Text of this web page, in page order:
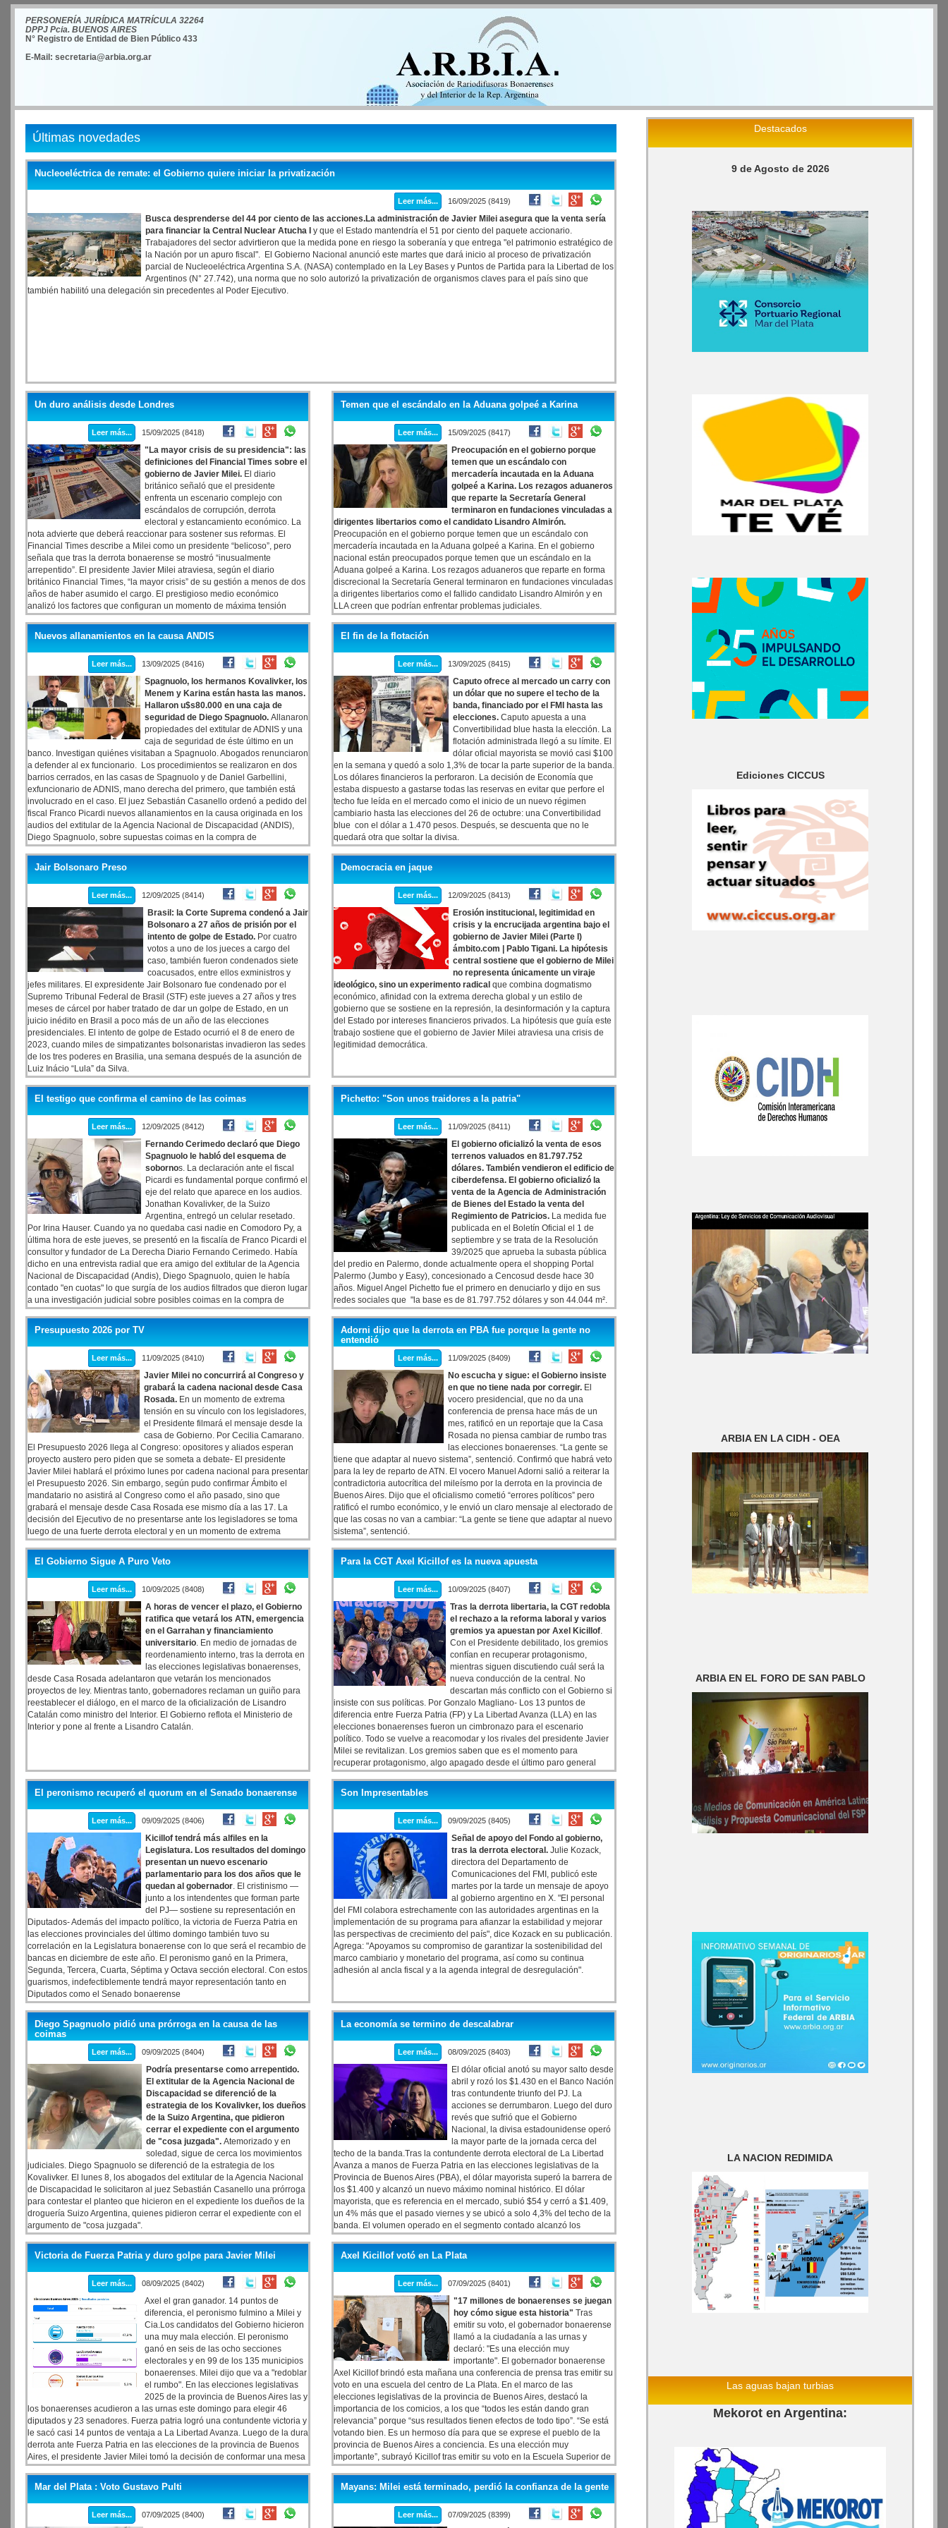
PERSONERÍA JURÍDICA MATRÍCULA 32264
DPPJ Pcia. BUENOS AIRES
N° Registro de Entidad de Bien Público 433
E-Mail: secretaria@arbia.org.ar
Últimas novedades
Nucleoeléctrica de remate: el Gobierno quiere iniciar la privatización
Leer más... 16/09/2025 (8419)
Busca desprenderse del 44 por ciento de las acciones.La administración de Javier Milei asegura que la venta sería
para financiar la Central Nuclear Atucha I
y que el Estado mantendría el 51 por ciento del paquete accionario.
Trabajadores del sector advirtieron que la medida pone en riesgo la soberanía y que entrega "el patrimonio estratégico de
la Nación por un apuro fiscal". El Gobierno Nacional anunció este martes que dará inicio al proceso de privatización
parcial de Nucleoeléctrica Argentina S.A. (NASA) contemplado en la Ley Bases y Puntos de Partida para la Libertad de los
Argentinos (N° 27.742), una norma que no solo autorizó la privatización de organismos claves para el país sino que
también habilitó una delegación sin precedentes al Poder Ejecutivo.
Un duro análisis desde Londres
Leer más... 15/09/2025 (8418)
"La mayor crisis de su presidencia": las
definiciones del Financial Times sobre el
gobierno de Javier Milei. El diario
británico señaló que el presidente
enfrenta un escenario complejo con
escándalos de corrupción, derrota
electoral y estancamiento económico. La
nota advierte que deberá reaccionar para sostener sus reformas. El
Financial Times describe a Milei como un presidente “belicoso”, pero
señala que tras la derrota bonaerense se mostró “inusualmente
arrepentido”. El presidente Javier Milei atraviesa, según el diario
británico Financial Times, “la mayor crisis” de su gestión a menos de dos
años de haber asumido el cargo. El prestigioso medio económico
analizó los factores que configuran un momento de máxima tensión
política y social: los recientes escándalos de corrupción en el entorno
presidencial, la contundente derrota electoral en la provincia de Buenos
Aires y una recuperación económica que no logra consolidarse.
Temen que el escándalo en la Aduana golpeé a Karina
Leer más... 15/09/2025 (8417)
Preocupación en el gobierno porque
temen que un escándalo con
mercadería incautada en la Aduana
golpeé a Karina. Los rezagos aduaneros
que reparte la Secretaría General
terminaron en fundaciones vinculadas a
dirigentes libertarios como el candidato Lisandro Almirón.
Preocupación en el gobierno porque temen que un escándalo con
mercadería incautada en la Aduana golpeé a Karina. En el gobierno
nacional están preocupados porque temen que un escándalo en la
Aduana golpeé a Karina. Los rezagos aduaneros que reparte en forma
discrecional la Secretaría General terminaron en fundaciones vinculadas
a dirigentes libertarios como el fallido candidato Lisandro Almirón y en
LLA creen que podrían enfrentar problemas judiciales.
Nuevos allanamientos en la causa ANDIS
Leer más... 13/09/2025 (8416)
Spagnuolo, los hermanos Kovalivker, los
Menem y Karina están hasta las manos.
Hallaron u$s80.000 en una caja de
seguridad de Diego Spagnuolo. Allanaron
propiedades del extitular de ADNIS y una
caja de seguridad de éste último en un
banco. Investigan quiénes visitaban a Spagnuolo. Abogados renunciaron
a defender al ex funcionario. Los procedimientos se realizaron en dos
barrios cerrados, en las casas de Spagnuolo y de Daniel Garbellini,
exfuncionario de ADNIS, mano derecha del primero, que también está
involucrado en el caso. El juez Sebastián Casanello ordenó a pedido del
fiscal Franco Picardi nuevos allanamientos en la causa originada en los
audios del extitular de la Agencia Nacional de Discapacidad (ANDIS),
Diego Spagnuolo, sobre supuestas coimas en la compra de
medicamentos a la droguería Suizo Argentina de la familia Kovalivker.
Los procedimientos se realizaron en dos barrios cerrados, en las casas
de Spagnuolo y de Daniel Garbellini, exfuncionario de ADNIS, mano
derecha del primero, que también está involucrado en el caso.
El fin de la flotación
Leer más... 13/09/2025 (8415)
Caputo ofrece al mercado un carry con
un dólar que no supere el techo de la
banda, financiado por el FMI hasta las
elecciones. Caputo apuesta a una
Convertibilidad blue hasta la elección. La
flotación administrada llegó a su límite. El
dólar oficial mayorista se movió casi $100
en la semana y quedó a solo 1,3% de tocar la parte superior de la banda.
Los dólares financieros la perforaron. La decisión de Economía que
estaba dispuesto a gastarse todas las reservas en evitar que perfore el
techo fue leída en el mercado como el inicio de un nuevo régimen
cambiario hasta las elecciones del 26 de octubre: una Convertibilidad
blue con el dólar a 1.470 pesos. Después, se descuenta que no le
quedará otra que soltar la divisa.
Jair Bolsonaro Preso
Leer más... 12/09/2025 (8414)
Brasil: la Corte Suprema condenó a Jair
Bolsonaro a 27 años de prisión por el
intento de golpe de Estado. Por cuatro
votos a uno de los jueces a cargo del
caso, también fueron condenados siete
coacusados, entre ellos exministros y
jefes militares. El expresidente Jair Bolsonaro fue condenado por el
Supremo Tribunal Federal de Brasil (STF) este jueves a 27 años y tres
meses de cárcel por haber tratado de dar un golpe de Estado, en un
juicio inédito en Brasil a poco más de un año de las elecciones
presidenciales. El intento de golpe de Estado ocurrió el 8 de enero de
2023, cuando miles de simpatizantes bolsonaristas invadieron las sedes
de los tres poderes en Brasilia, una semana después de la asunción de
Luiz Inácio “Lula” da Silva.
Democracia en jaque
Leer más... 12/09/2025 (8413)
Erosión institucional, legitimidad en
crisis y la encrucijada argentina bajo el
gobierno de Javier Milei (Parte I)
ámbito.com | Pablo Tigani. La hipótesis
central sostiene que el gobierno de Milei
no representa únicamente un viraje
ideológico, sino un experimento radical que combina dogmatismo
económico, afinidad con la extrema derecha global y un estilo de
gobierno que se sostiene en la represión, la desinformación y la captura
del Estado por intereses financieros privados. La hipótesis que guía este
trabajo sostiene que el gobierno de Javier Milei atraviesa una crisis de
legitimidad democrática.
El testigo que confirma el camino de las coimas
Leer más... 12/09/2025 (8412)
Fernando Cerimedo declaró que Diego
Spagnuolo le habló del esquema de
sobornos. La declaración ante el fiscal
Picardi es fundamental porque confirmó el
eje del relato que aparece en los audios.
Jonathan Kovalivker, de la Suizo
Argentina, entregó un celular resetado.
Por Irina Hauser. Cuando ya no quedaba casi nadie en Comodoro Py, a
última hora de este jueves, se presentó en la fiscalía de Franco Picardi el
consultor y fundador de La Derecha Diario Fernando Cerimedo. Había
dicho en una entrevista radial que era amigo del extitular de la Agencia
Nacional de Discapacidad (Andis), Diego Spagnuolo, quien le había
contado "en cuotas" lo que surgía de los audios filtrados que dieron lugar
a una investigación judicial sobre posibles coimas en la compra de
medicamentos.
Pichetto: "Son unos traidores a la patria"
Leer más... 11/09/2025 (8411)
El gobierno oficializó la venta de esos
terrenos valuados en 81.797.752
dólares. También vendieron el edificio de
ciberdefensa. El gobierno oficializó la
venta de la Agencia de Administración
de Bienes del Estado la venta del
Regimiento de Patricios. La medida fue
publicada en el Boletín Oficial el 1 de
septiembre y se trata de la Resolución
39/2025 que aprueba la subasta pública
del predio en Palermo, donde actualmente opera el shopping Portal
Palermo (Jumbo y Easy), concesionado a Cencosud desde hace 30
años. Miguel Angel Pichetto fue el primero en denuciarlo y dijo en sus
redes sociales que "la base es de 81.797.752 dólares y son 44.044 m².
Patricios es propiedad de todos los argentinos y forma parte de la
historia argentina". "Los que están propiciando la venta son traidores a
la Patria, y también lo son los empresarios inmobiliarios que se quedan
con los bienes, generalmente por debajo de su valor real.
Presupuesto 2026 por TV
Leer más... 11/09/2025 (8410)
Javier Milei no concurrirá al Congreso y
grabará la cadena nacional desde Casa
Rosada. En un momento de extrema
tensión en su vínculo con los legisladores,
el Presidente filmará el mensaje desde la
casa de Gobierno. Por Cecilia Camarano.
El Presupuesto 2026 llega al Congreso: opositores y aliados esperan
proyecto austero pero piden que se someta a debate- El presidente
Javier Milei hablará el próximo lunes por cadena nacional para presentar
el Presupuesto 2026. Sin embargo, según pudo confirmar Ámbito el
mandatario no asistirá al Congreso como el año pasado, sino que
grabará el mensaje desde Casa Rosada ese mismo día a las 17. La
decisión del Ejecutivo de no presentarse ante los legisladores se toma
luego de una fuerte derrota electoral y en un momento de extrema
tensión en el vínculo con los diputados y senadores, corroído por los
vetos a varias de las leyes aprobadas en el recinto.
Adorni dijo que la derrota en PBA fue porque la gente no
entendió
Leer más... 11/09/2025 (8409)
No escucha y sigue: el Gobierno insiste
en que no tiene nada por corregir. El
vocero presidencial, que no da una
conferencia de prensa hace más de un
mes, ratificó en un reportaje que la Casa
Rosada no piensa cambiar de rumbo tras
las elecciones bonaerenses. “La gente se
tiene que adaptar al nuevo sistema”, sentenció. Confirmó que habrá veto
para la ley de reparto de ATN. El vocero Manuel Adorni salió a reiterar la
contradictoria autocrítica del mileísmo por la derrota en la provincia de
Buenos Aires. Dijo que el oficialismo cometió “errores políticos” pero
ratificó el rumbo económico, y le envió un claro mensaje al electorado de
que las cosas no van a cambiar: “La gente se tiene que adaptar al nuevo
sistema”, sentenció.
El Gobierno Sigue A Puro Veto
Leer más... 10/09/2025 (8408)
A horas de vencer el plazo, el Gobierno
ratifica que vetará los ATN, emergencia
en el Garrahan y financiamiento
universitario. En medio de jornadas de
reordenamiento interno, tras la derrota en
las elecciones legislativas bonaerenses,
desde Casa Rosada adelantaron que vetarán los mencionados
proyectos de ley. Mientras tanto, gobernadores reclaman un guiño para
reestablecer el diálogo, en el marco de la oficialización de Lisandro
Catalán como ministro del Interior. El Gobierno reflota el Ministerio de
Interior y pone al frente a Lisandro Catalán.
Para la CGT Axel Kicillof es la nueva apuesta
Leer más... 10/09/2025 (8407)
Tras la derrota libertaria, la CGT redobla
el rechazo a la reforma laboral y varios
gremios ya apuestan por Axel Kicillof.
Con el Presidente debilitado, los gremios
confían en recuperar protagonismo,
mientras siguen discutiendo cuál será la
nueva conducción de la central. No
descartan más conflicto con el Gobierno si
insiste con sus políticas. Por Gonzalo Magliano- Los 13 puntos de
diferencia entre Fuerza Patria (FP) y La Libertad Avanza (LLA) en las
elecciones bonaerenses fueron un cimbronazo para el escenario
político. Todo se vuelve a reacomodar y los rivales del presidente Javier
Milei se revitalizan. Los gremios saben que es el momento para
recuperar protagonismo, algo apagado desde el último paro general
convocado por la CGT en abril.
El peronismo recuperó el quorum en el Senado bonaerense
Leer más... 09/09/2025 (8406)
Kicillof tendrá más alfiles en la
Legislatura. Los resultados del domingo
presentan un nuevo escenario
parlamentario para los dos años que le
quedan al gobernador. El cristinismo —
junto a los intendentes que forman parte
del PJ— sostiene su representación en
Diputados- Además del impacto político, la victoria de Fuerza Patria en
las elecciones provinciales del último domingo también tuvo su
correlación en la Legislatura bonaerense con lo que será el recambio de
bancas en diciembre de este año. El peronismo ganó en la Primera,
Segunda, Tercera, Cuarta, Séptima y Octava sección electoral. Con estos
guarismos, indefectiblemente tendrá mayor representación tanto en
Diputados como el Senado bonaerense
Son Impresentables
Leer más... 09/09/2025 (8405)
Señal de apoyo del Fondo al gobierno,
tras la derrota electoral. Julie Kozack,
directora del Departamento de
Comunicaciones del FMI, publicó este
martes por la tarde un mensaje de apoyo
al gobierno argentino en X. "El personal
del FMI colabora estrechamente con las autoridades argentinas en la
implementación de su programa para afianzar la estabilidad y mejorar
las perspectivas de crecimiento del país", dice Kozack en su publicación.
Agrega: "Apoyamos su compromiso de garantizar la sostenibilidad del
marco cambiario y monetario del programa, así como su continua
adhesión al ancla fiscal y a la agenda integral de desregulación".
Diego Spagnuolo pidió una prórroga en la causa de las
coimas
Leer más... 09/09/2025 (8404)
Podría presentarse como arrepentido.
El extitular de la Agencia Nacional de
Discapacidad se diferenció de la
estrategia de los Kovalivker, los dueños
de la Suizo Argentina, que pidieron
cerrar el expediente con el argumento
de "cosa juzgada". Atemorizado y en
soledad, sigue de cerca los movimientos
judiciales. Diego Spagnuolo se diferenció de la estrategia de los
Kovalivker. El lunes 8, los abogados del extitular de la Agencia Nacional
de Discapacidad le solicitaron al juez Sebastián Casanello una prórroga
para contestar el planteo que hicieron en el expediente los dueños de la
droguería Suizo Argentina, quienes pidieron cerrar el expediente con el
argumento de "cosa juzgada".
La economía se termino de descalabrar
Leer más... 08/09/2025 (8403)
El dólar oficial anotó su mayor salto desde
abril y rozó los $1.430 en el Banco Nación
tras contundente triunfo del PJ. La
acciones se derrumbaron. Luego del duro
revés que sufrió que el Gobierno
Nacional, la divisa estadounidense operó
la mayor parte de la jornada cerca del
techo de la banda.Tras la contundente derrota electoral de La Libertad
Avanza a manos de Fuerza Patria en las elecciones legislativas de la
Provincia de Buenos Aires (PBA), el dólar mayorista superó la barrera de
los $1.400 y alcanzó un nuevo máximo nominal histórico. El dólar
mayorista, que es referencia en el mercado, subió $54 y cerró a $1.409,
un 4% más que el pasado viernes y se ubicó a solo 4,3% del techo de la
banda. El volumen operado en el segmento contado alcanzó los
u$s452,7 millones, sin intervención oficial en el spot.
Victoria de Fuerza Patria y duro golpe para Javier Milei
Leer más... 08/09/2025 (8402)
Axel el gran ganador. 14 puntos de
diferencia, el peronismo fulmino a Milei y
Cia.Los candidatos del Gobierno hicieron
una muy mala elección. El peronismo
ganó en seis de las ocho secciones
electorales y en 99 de los 135 municipios
bonaerenses. Milei dijo que va a "redoblar
el rumbo". En las elecciones legislativas
2025 de la provincia de Buenos Aires las y
los bonaerenses acudieron a las urnas este domingo para elegir 46
diputados y 23 senadores. Fuerza patria logró una contundente victoria y
le sacó casi 14 puntos de ventaja a La Libertad Avanza. Luego de la dura
derrota ante Fuerza Patria en las elecciones de la provincia de Buenos
Aires, el presidente Javier Milei tomó la decisión de conformar una mesa
política nacional con los principales actores del Gobierno y convocará al
diálogo a los gobernadores.
Axel Kicillof votó en La Plata
Leer más... 07/09/2025 (8401)
"17 millones de bonaerenses se juegan
hoy cómo sigue esta historia" Tras
emitir su voto, el gobernador bonaerense
llamó a la ciudadanía a las urnas y
declaró: "Es una elección muy
importante". El gobernador bonaerense
Axel Kicillof brindó esta mañana una conferencia de prensa tras emitir su
voto en una escuela del centro de La Plata. En el marco de las
elecciones legislativas de la provincia de Buenos Aires, destacó la
importancia de los comicios, a los que “todos les están dando gran
relevancia” porque “sus resultados tienen efectos de todo tipo”. “Se está
votando bien. Es un hermoso día para que se exprese el pueblo de la
provincia de Buenos Aires a conciencia. Es una elección muy
importante”, subrayó Kicillof tras emitir su voto en la Escuela Superior de
Formación en Salud de la capital bonaerense.
Mar del Plata : Voto Gustavo Pulti
Leer más... 07/09/2025 (8400)
Mayans: Milei está terminado, perdió la confianza de la gente
Leer más... 07/09/2025 (8399)
Destacados
9 de Agosto de 2026
Ediciones CICCUS
ARBIA EN LA CIDH - OEA
ARBIA EN EL FORO DE SAN PABLO
LA NACION REDIMIDA
Las aguas bajan turbias
Mekorot en Argentina: